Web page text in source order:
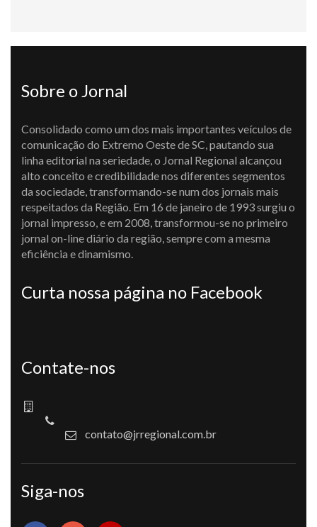
Sobre o Jornal
Consolidado como um dos mais importantes veículos de
comunicação do Extremo Oeste de SC, pautando sua
linha editorial na seriedade, o Jornal Regional alcançou
alto conceito e credibilidade nos diferentes segmentos
da sociedade, transformando-se num dos jornais mais
respeitados da Região. Em 16 de janeiro de 1993 surgiu o
jornal impresso, e em 2008, transformou-se no primeiro
jornal on-line diário da região, sempre com a mesma
eficiência e dinamismo.
Curta nossa página no Facebook
Contate-nos
contato@jrregional.com.br
Siga-nos